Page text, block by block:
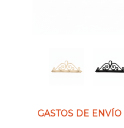
GASTOS DE ENVÍO